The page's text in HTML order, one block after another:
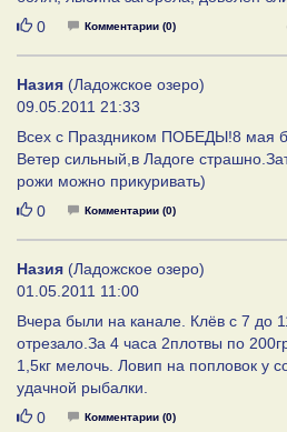
Нравится
0 Комментарии (0)
Назия (Ладожское озеро)
09.05.2011 21:33
Всех с Праздником ПОБЕДЫ!8 мая
Ветер сильный,в Ладоге
рожи можно прикуривать)
Нравится
0 Комментарии (0)
Назия (Ладожское озеро)
01.05.2011 11:00
Вчера были на канале. Клёв с 7 до
отрезало.За 4 часа 2плотвы по
1,5кг мелочь. Ловип на попловок у
удачной рыбалки.
Нравится
0 Комментарии (0)